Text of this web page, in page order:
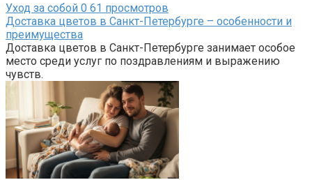
Уход за собой 0 61 просмотров
Доставка цветов в Санкт-Петербурге – особенности и
преимущества
Доставка цветов в Санкт-Петербурге занимает особое
место среди услуг по поздравлениям и выражению
чувств.